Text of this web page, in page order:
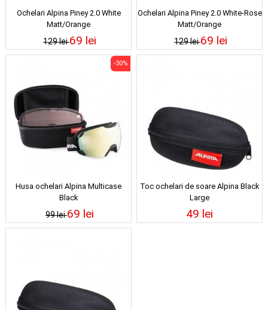
Ochelari Alpina Piney 2.0 White
Matt/Orange
129 lei69 lei
Ochelari Alpina Piney 2.0 White-Rose
Matt/Orange
129 lei69 lei
Husa ochelari Alpina Multicase
Black
99 lei
-30%
69 lei
Toc ochelari de soare Alpina Black
Large
49 lei